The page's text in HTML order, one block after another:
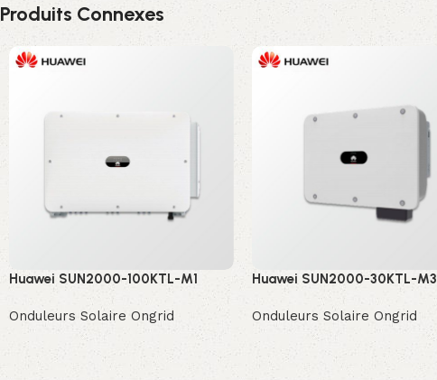
Produits Connexes
Huawei SUN2000-100KTL-M1
Onduleurs Solaire Ongrid
Huawei SUN2000-30KTL-M3
Onduleurs Solaire Ongrid